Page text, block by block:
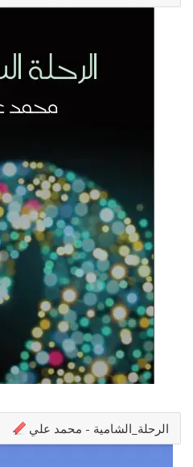
الرحلة_الشامية - محمد علي